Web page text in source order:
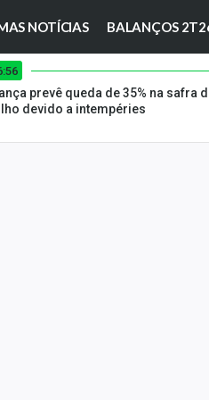
NOTÍCIAS BALANÇOS
prevê queda de 35% na safra
devido a intempéries